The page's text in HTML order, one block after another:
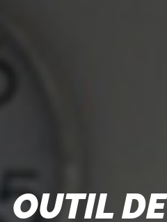
OUTIL DE